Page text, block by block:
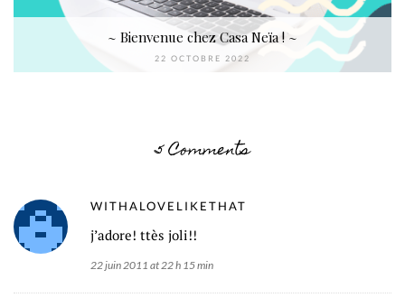
~ Bienvenue chez Casa Neïa ! ~
22 OCTOBRE 2022
5 Comments
WITHALOVELIKETHAT
j’adore! ttès joli!!
22 juin 2011 at 22 h 15 min